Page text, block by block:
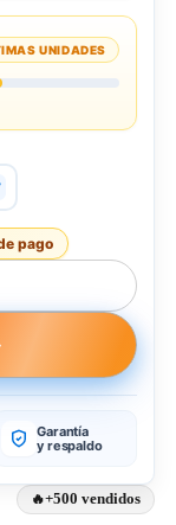
UNIDADES
pago
Garantía
y respaldo
+500 vendidos